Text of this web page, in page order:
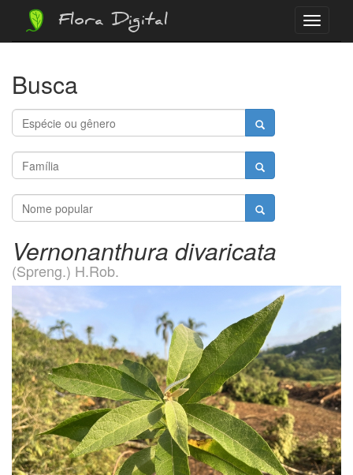
Menu
Flora Digital
Busca
Vernonanthura divaricata
(Spreng.) H.Rob.